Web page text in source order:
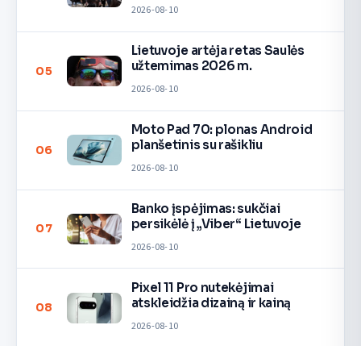
2026-08-10
05
Lietuvoje artėja retas Saulės
užtemimas 2026 m.
2026-08-10
06
Moto Pad 70: plonas Android
planšetinis su rašikliu
2026-08-10
07
Banko įspėjimas: sukčiai
persikėlė į „Viber“ Lietuvoje
2026-08-10
08
Pixel 11 Pro nutekėjimai
atskleidžia dizainą ir kainą
2026-08-10